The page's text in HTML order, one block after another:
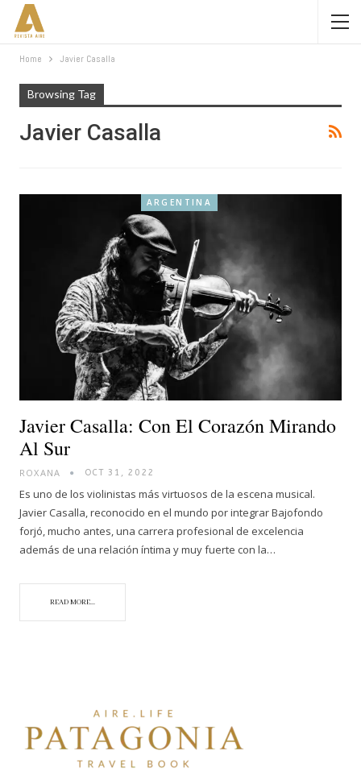
Home Javier Casalla
Browsing Tag
Javier Casalla
ARGENTINA
Javier Casalla: Con El Corazón Mirando
Al Sur
ROXANA OCT 31, 2022
Es uno de los violinistas más virtuosos de la escena musical.
Javier Casalla, reconocido en el mundo por integrar Bajofondo
forjó, mucho antes, una carrera profesional de excelencia
además de una relación íntima y muy fuerte con la…
READ MORE...